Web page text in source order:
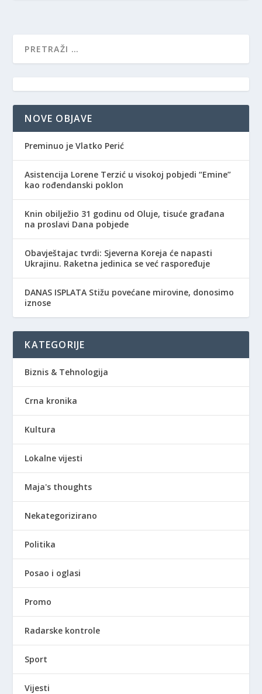
NOVE OBJAVE
Preminuo je Vlatko Perić
Asistencija Lorene Terzić u visokoj pobjedi “Emine”
kao rođendanski poklon
Knin obilježio 31 godinu od Oluje, tisuće građana
na proslavi Dana pobjede
Obavještajac tvrdi: Sjeverna Koreja će napasti
Ukrajinu. Raketna jedinica se već raspoređuje
DANAS ISPLATA Stižu povećane mirovine, donosimo
iznose
KATEGORIJE
Biznis & Tehnologija
Crna kronika
Kultura
Lokalne vijesti
Maja's thoughts
Nekategorizirano
Politika
Posao i oglasi
Promo
Radarske kontrole
Sport
Vijesti